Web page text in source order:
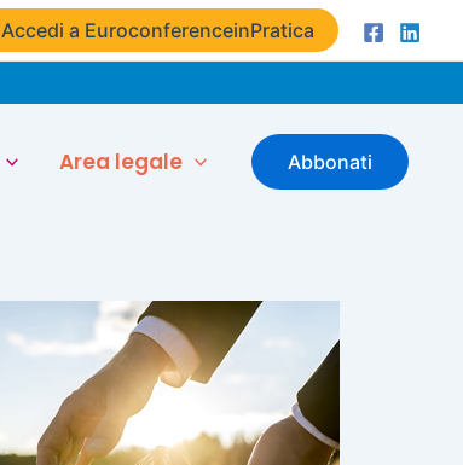
Accedi a EuroconferenceinPratica
Area legale Abbonati